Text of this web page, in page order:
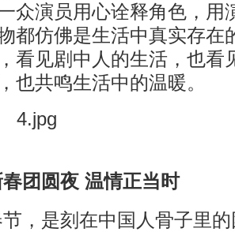
众演员用心诠释角色，用
都仿佛是生活中真实存在
看见剧中人的生活，也看
也共鸣生活中的温暖。
团圆夜 温情正当时
，是刻在中国人骨子里